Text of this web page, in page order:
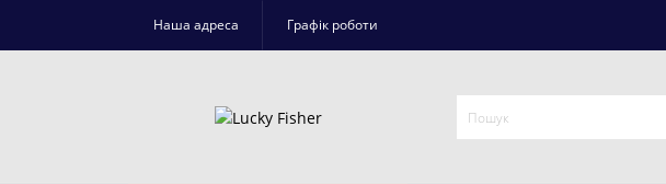
Наша адреса Графік роботи